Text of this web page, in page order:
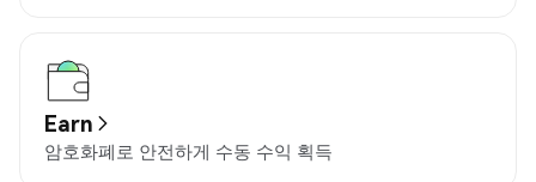
Earn
암호화폐로 안전하게 수동 수익 획득